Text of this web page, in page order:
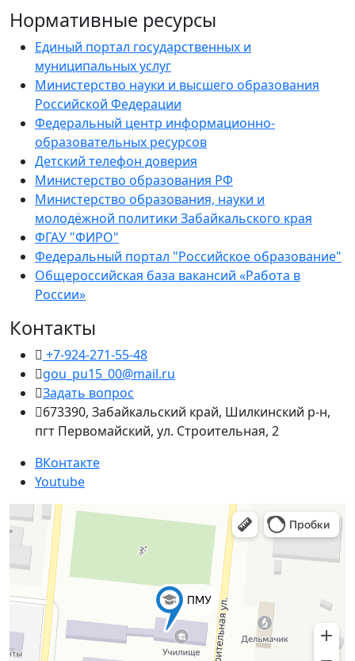
Нормативные ресурсы
Единый портал государственных и
муниципальных услуг
Министерство науки и высшего образования
Российской Федерации
Федеральный центр информационно-
образовательных ресурсов
Детский телефон доверия
Министерство образования РФ
Министерство образования, науки и
молодёжной политики Забайкальского края
ФГАУ "ФИРО"
Федеральный портал "Российское образование"
Общероссийская база вакансий «Работа в
России»
Контакты
+7-924-271-55-48
gou_pu15_00@mail.ru
Задать вопрос
673390, Забайкальский край, Шилкинский р-н,
пгт Первомайский, ул. Строительная, 2
ВКонтакте
Youtube